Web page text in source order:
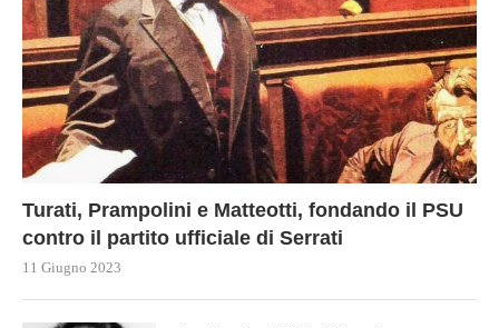
Turati, Prampolini e Matteotti, fondando il PSU
contro il partito ufficiale di Serrati
11 Giugno 2023